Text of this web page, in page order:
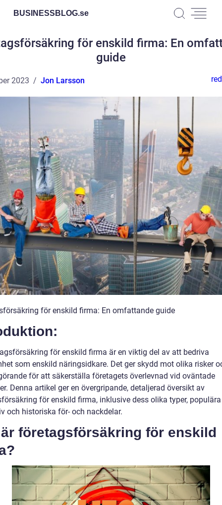
BUSINESSBLOG.se
för enskild firma: En
guide
2023 Jon Larsson
för enskild firma: En omfattande guide
för enskild firma är en viktig del av att bedriva
som enskild näringsidkare. Det ger skydd mot olika risker
för att säkerställa företagets överlevnad vid oväntade
Denna artikel ger en övergripande, detaljerad översikt av
för enskild firma, inklusive dess olika typer, populära
och historiska för- och nackdelar.
är företagsförsäkring för enskild